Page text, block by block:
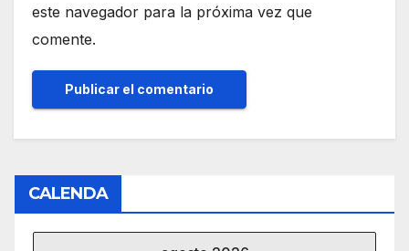
este navegador para la próxima vez que
comente.
CALENDA